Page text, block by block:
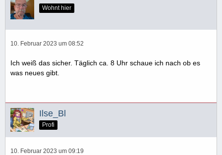
Wohnt hier
10. Februar 2023 um 08:52
Ich weiß das sicher. Täglich ca. 8 Uhr schaue ich nach ob es
was neues gibt.
Ilse_Bl
Profi
10. Februar 2023 um 09:19